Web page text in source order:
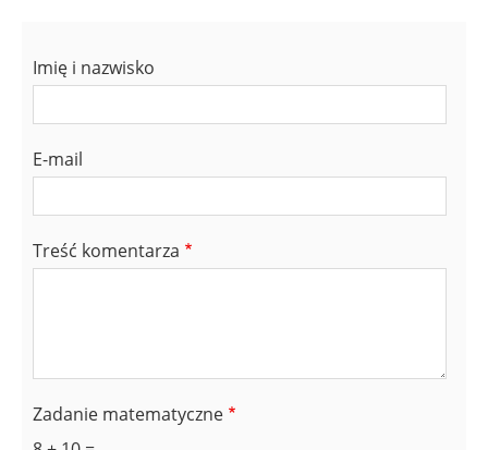
Imię i nazwisko
E-mail
Treść komentarza
Zadanie matematyczne